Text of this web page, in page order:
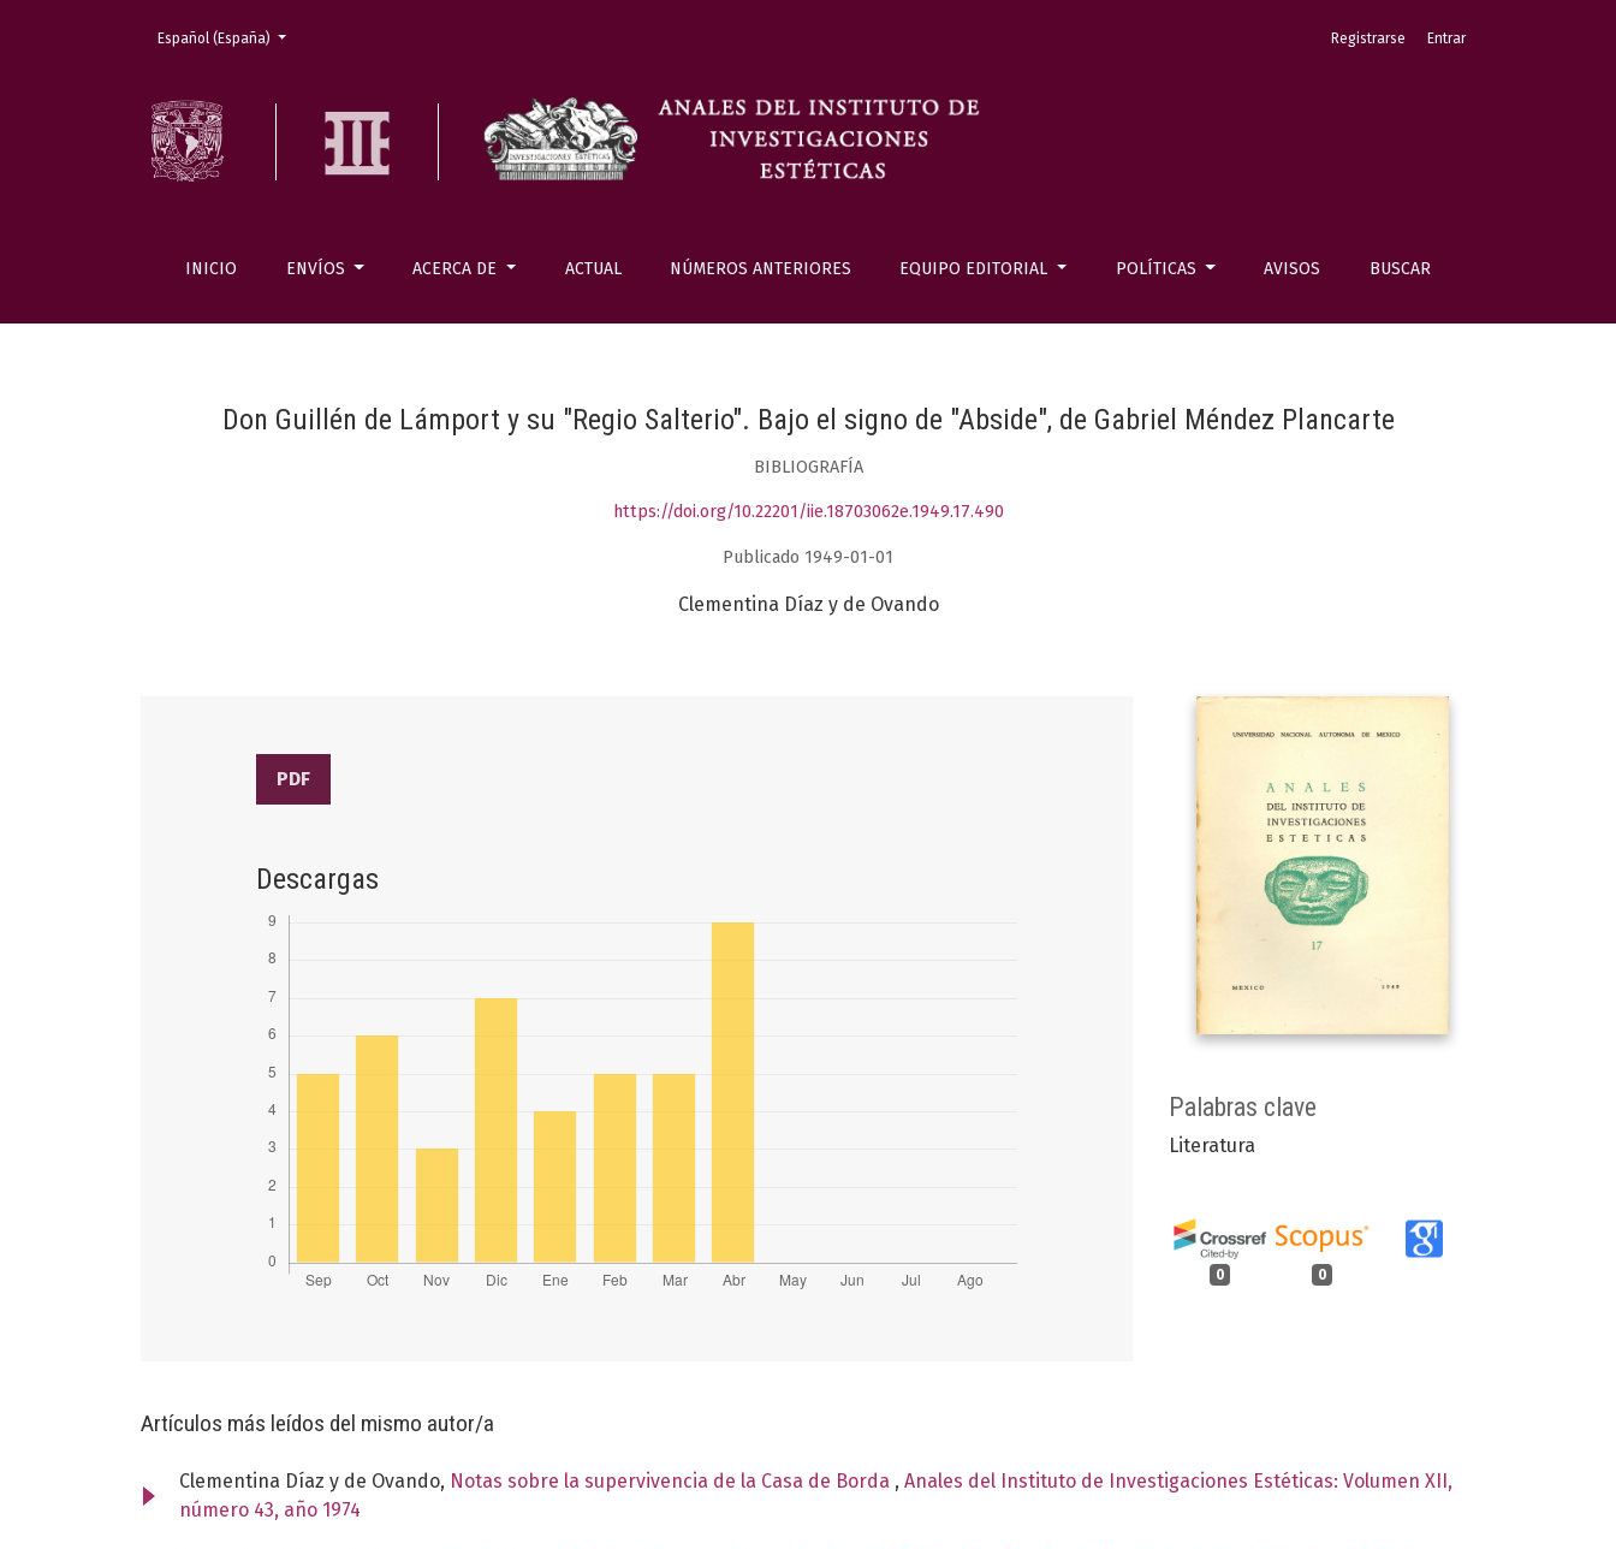
INICIO ENVÍOS ACERCA DE ACTUAL NÚMEROS ANTERIORES EQUIPO EDITORIAL POLÍTICAS AVISOS BUSCAR
Registrarse Entrar
Cambiar el idioma. El actual es:
Español (España)
Don Guillén de Lámport y su "Regio Salterio". Bajo el signo de "Abside", de Gabriel Méndez Plancarte
BIBLIOGRAFÍA
https://doi.org/10.22201/iie.18703062e.1949.17.490
Publicado 1949-01-01
Clementina Díaz y de Ovando
Palabras clave
Literatura
0 0
PDF
Descargas
Artículos más leídos del mismo autor/a
Clementina Díaz y de Ovando, Notas sobre la supervivencia de la Casa de Borda , Anales del Instituto de Investigaciones Estéticas: Volumen XII,
número 43, año 1974